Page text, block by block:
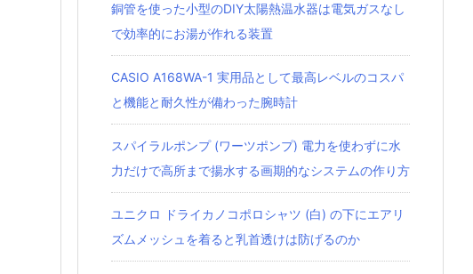
銅管を使った小型のDIY太陽熱温水器は電気ガスなし
で効率的にお湯が作れる装置
CASIO A168WA-1 実用品として最高レベルのコスパ
と機能と耐久性が備わった腕時計
スパイラルポンプ (ワーツポンプ) 電力を使わずに水
力だけで高所まで揚水する画期的なシステムの作り方
ユニクロ ドライカノコポロシャツ‎ (白) の下にエアリ
ズムメッシュを着ると乳首透けは防げるのか